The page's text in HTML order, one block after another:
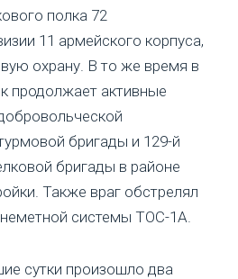
полка 72
11 армейского корпуса,
охрану. В то же время в
продолжает активные
бригады и 129-й
бригады в районе
Также враг обстрелял
системы ТОС-1А.
сутки произошло два